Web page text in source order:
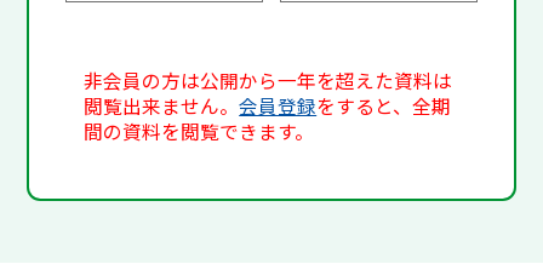
非会員の方は公開から一年を超えた資料は
閲覧出来ません。会員登録をすると、全期
間の資料を閲覧できます。